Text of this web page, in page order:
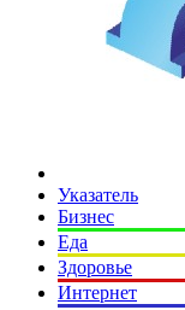
Указатель
Бизнес
Еда
Здоровье
Интернет